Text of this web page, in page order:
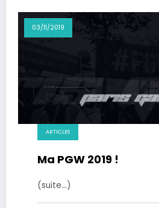
03/11/2019
ARTICLES
Ma PGW 2019 !
(suite…)